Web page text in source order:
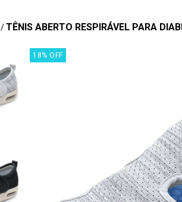
/TÊNIS ABERTO RESPIRÁVEL PARA
18%OFF